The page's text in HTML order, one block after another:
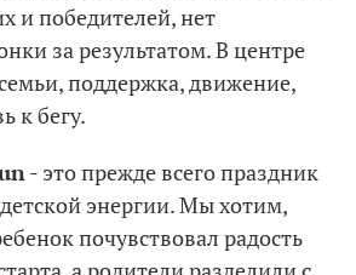
и победителей, нет
за результатом. В центре
поддержка, движение,
к бегу.
- это прежде всего праздник
энергии. Мы хотим,
почувствовал радость